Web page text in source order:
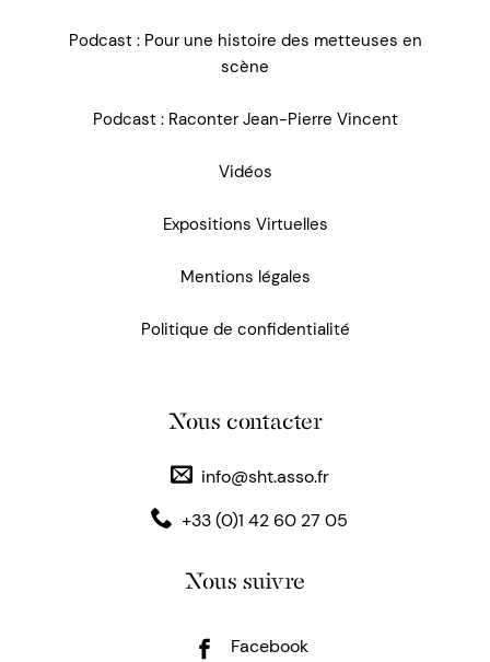
Podcast : Pour une histoire des metteuses en
scène
Podcast : Raconter Jean-Pierre Vincent
Vidéos
Expositions Virtuelles
Mentions légales
Politique de confidentialité
Nous contacter
info@sht.asso.fr
+33 (0)1 42 60 27 05
Nous suivre
Facebook